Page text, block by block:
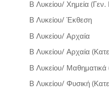
Β Λυκείου/ Χημεία (Γεν.
Β Λυκείου/ Έκθεση
Β Λυκείου/ Αρχαία
Β Λυκείου/ Αρχαία
Β Λυκείου/ Μαθηματικά
Β Λυκείου/ Φυσική